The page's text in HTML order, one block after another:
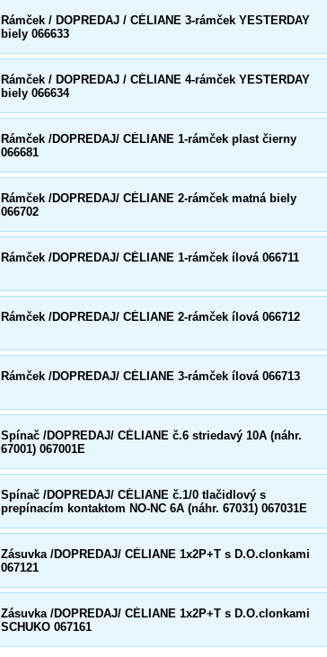
Rámček / DOPREDAJ / CÉLIANE 3-rámček YESTERDAY
biely 066633
Rámček / DOPREDAJ / CÉLIANE 4-rámček YESTERDAY
biely 066634
Rámček /DOPREDAJ/ CÉLIANE 1-rámček plast čierny
066681
Rámček /DOPREDAJ/ CÉLIANE 2-rámček matná biely
066702
Rámček /DOPREDAJ/ CÉLIANE 1-rámček ílová 066711
Rámček /DOPREDAJ/ CÉLIANE 2-rámček ílová 066712
Rámček /DOPREDAJ/ CÉLIANE 3-rámček ílová 066713
Spínač /DOPREDAJ/ CÉLIANE č.6 striedavý 10A (náhr.
67001) 067001E
Spínač /DOPREDAJ/ CÉLIANE č.1/0 tlačidlový s
prepínacím kontaktom NO-NC 6A (náhr. 67031) 067031E
Zásuvka /DOPREDAJ/ CÉLIANE 1x2P+T s D.O.clonkami
067121
Zásuvka /DOPREDAJ/ CÉLIANE 1x2P+T s D.O.clonkami
SCHUKO 067161